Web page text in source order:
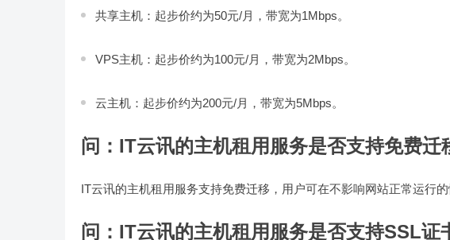
共享主机：起步价约为50元/月，带宽为1Mbps。
VPS主机：起步价约为100元/月，带宽为2Mbps。
云主机：起步价约为200元/月，带宽为5Mbps。
问： IT云讯的主机租用服务是否支持免费迁
IT云讯的主机租用服务支持免费迁移，用户可在不影响网站正常运行
问： IT云讯的主机租用服务是否支持SSL证